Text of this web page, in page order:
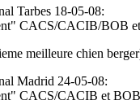
Tarbes 18-05-08:
CACS/CACIB/BOB et
meilleure chien
Madrid 24-05-08:
CACS/CACIB et BOB